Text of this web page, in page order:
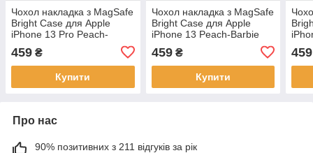
Чохол накладка з MagSafe
Bright Case для Apple
iPhone 13 Pro Peach-
459 ₴
Купити
Чохол накладка з MagSafe
Bright Case для Apple
iPhone 13 Peach-Barbie
459₴
Купити
459
Про нас
90% позитивних з 211 відгуків за рік